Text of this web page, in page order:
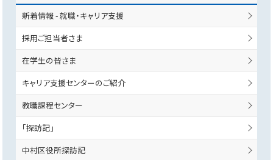
新着情報 - 就職・キャリア支援
採用ご担当者さま
在学生の皆さま
キャリア支援センターのご紹介
教職課程センター
「探訪記」
中村区役所探訪記